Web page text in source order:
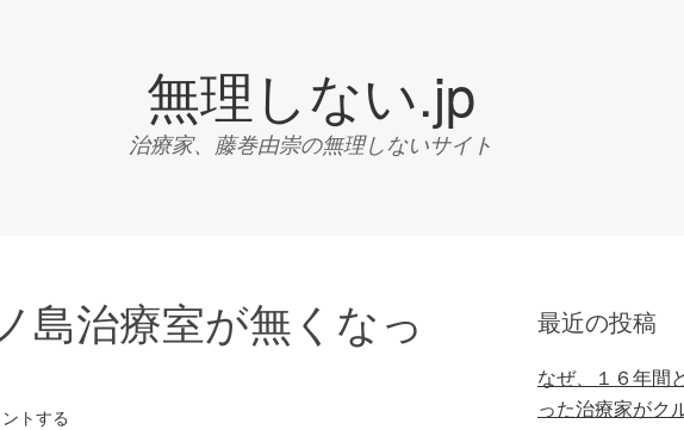
無理しない.jp
治療家、藤巻由崇の無理しないサイト
島治療室が無くなっ
トする
最近の投稿
なぜ、１６年間
った治療家がク